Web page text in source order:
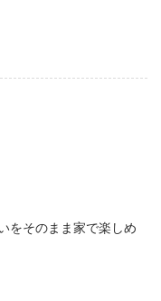
をそのまま家で楽しめ